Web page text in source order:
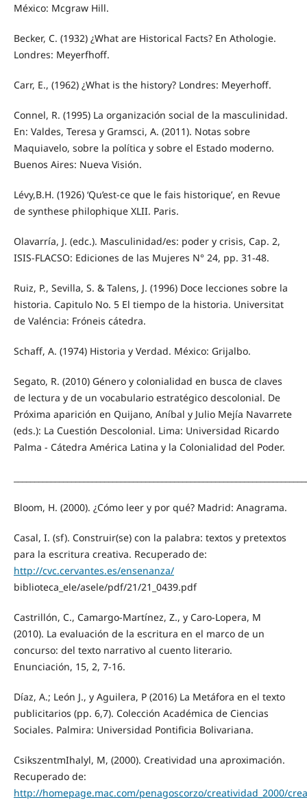
México: Mcgraw Hill.
Becker, C. (1932) ¿What are Historical Facts? En Athologie.
Londres: Meyerfhoff.
Carr, E., (1962) ¿What is the history? Londres: Meyerhoff.
Connel, R. (1995) La organización social de la masculinidad.
En: Valdes, Teresa y Gramsci, A. (2011). Notas sobre
Maquiavelo, sobre la política y sobre el Estado moderno.
Buenos Aires: Nueva Visión.
Lévy,B.H. (1926) ‘Qu’est-ce que le fais historique’, en Revue
de synthese philophique XLII. Paris.
Olavarría, J. (edc.). Masculinidad/es: poder y crisis, Cap. 2,
ISIS-FLACSO: Ediciones de las Mujeres N° 24, pp. 31-48.
Ruiz, P., Sevilla, S. & Talens, J. (1996) Doce lecciones sobre la
historia. Capitulo No. 5 El tiempo de la historia. Universitat
de Valéncia: Fróneis cátedra.
Schaff, A. (1974) Historia y Verdad. México: Grijalbo.
Segato, R. (2010) Género y colonialidad en busca de claves
de lectura y de un vocabulario estratégico descolonial. De
Próxima aparición en Quijano, Aníbal y Julio Mejía Navarrete
(eds.): La Cuestión Descolonial. Lima: Universidad Ricardo
Palma - Cátedra América Latina y la Colonialidad del Poder.
Bloom, H. (2000). ¿Cómo leer y por qué? Madrid: Anagrama.
Casal, I. (sf). Construir(se) con la palabra: textos y pretextos
para la escritura creativa. Recuperado de:
http://cvc.cervantes.es/ensenanza/
biblioteca_ele/asele/pdf/21/21_0439.pdf
Castrillón, C., Camargo-Martínez, Z., y Caro-Lopera, M
(2010). La evaluación de la escritura en el marco de un
concurso: del texto narrativo al cuento literario.
Enunciación, 15, 2, 7-16.
Díaz, A.; León J., y Aguilera, P (2016) La Metáfora en el texto
publicitarios (pp. 6,7). Colección Académica de Ciencias
Sociales. Palmira: Universidad Pontificia Bolivariana.
CsikszentmIhalyl, M, (2000). Creatividad una aproximación.
Recuperado de:
http://homepage.mac.com/penagoscorzo/creatividad_2000/